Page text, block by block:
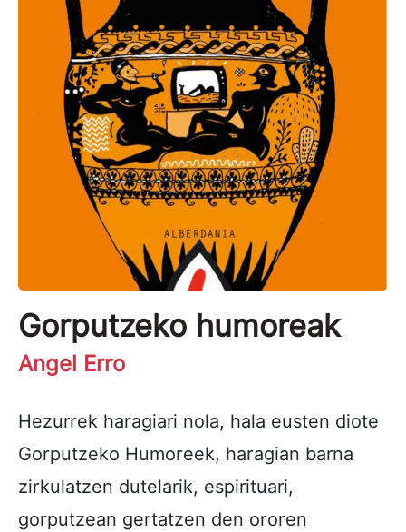
Gorputzeko humoreak
Angel Erro
Hezurrek haragiari nola, hala eusten diote
Gorputzeko Humoreek, haragian barna
zirkulatzen dutelarik, espirituari,
gorputzean gertatzen den ororen